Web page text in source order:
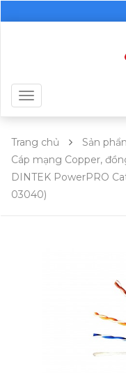
Toggle
navigation
Trang chủ
Sản
Cáp mạng Copper,
DINTEK PowerPRO
03040)